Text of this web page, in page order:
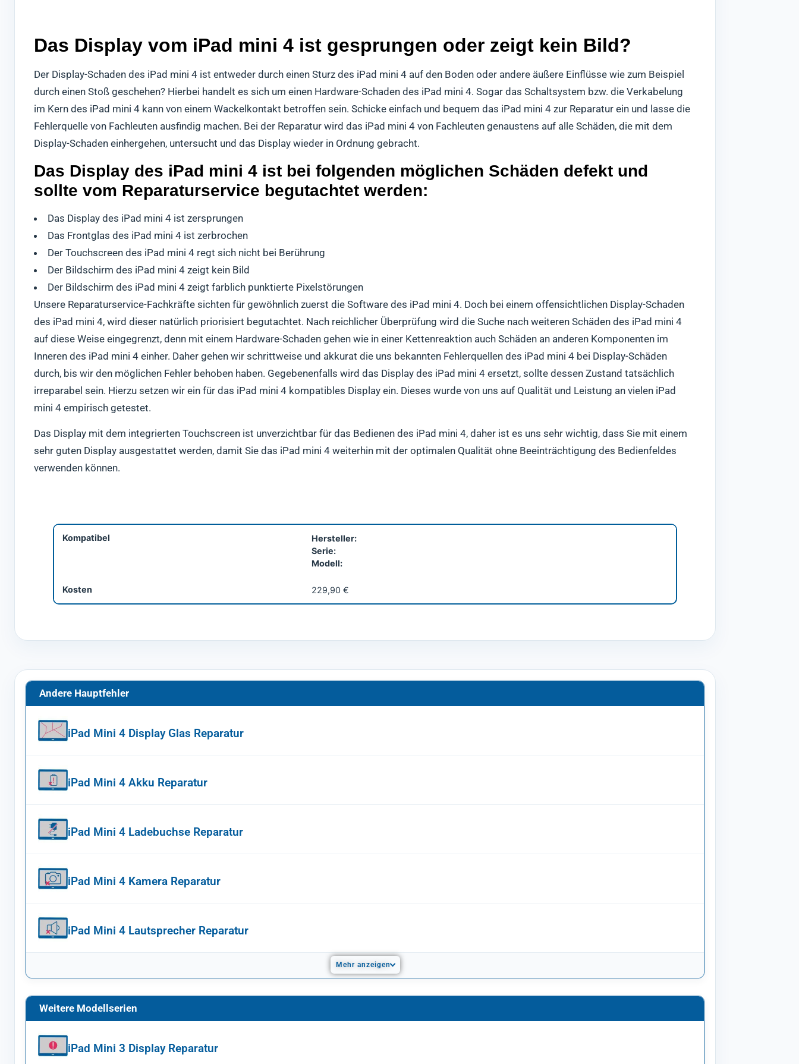
Das Display vom iPad mini 4 ist gesprungen oder zeigt kein Bild?
Der Display-Schaden des iPad mini 4 ist entweder durch einen Sturz des iPad mini 4 auf den Boden oder andere äußere Einflüsse wie zum Beispiel
durch einen Stoß geschehen? Hierbei handelt es sich um einen Hardware-Schaden des iPad mini 4. Sogar das Schaltsystem bzw. die Verkabelung
im Kern des iPad mini 4 kann von einem Wackelkontakt betroffen sein. Schicke einfach und bequem das iPad mini 4 zur Reparatur ein und lasse die
Fehlerquelle von Fachleuten ausfindig machen. Bei der Reparatur wird das iPad mini 4 von Fachleuten genaustens auf alle Schäden, die mit dem
Display-Schaden einhergehen, untersucht und das Display wieder in Ordnung gebracht.
Das Display des iPad mini 4 ist bei folgenden möglichen Schäden defekt und
sollte vom Reparaturservice begutachtet werden:
Das Display des iPad mini 4 ist zersprungen
Das Frontglas des iPad mini 4 ist zerbrochen
Der Touchscreen des iPad mini 4 regt sich nicht bei Berührung
Der Bildschirm des iPad mini 4 zeigt kein Bild
Der Bildschirm des iPad mini 4 zeigt farblich punktierte Pixelstörungen
Unsere Reparaturservice-Fachkräfte sichten für gewöhnlich zuerst die Software des iPad mini 4. Doch bei einem offensichtlichen Display-Schaden
des iPad mini 4, wird dieser natürlich priorisiert begutachtet. Nach reichlicher Überprüfung wird die Suche nach weiteren Schäden des iPad mini 4
auf diese Weise eingegrenzt, denn mit einem Hardware-Schaden gehen wie in einer Kettenreaktion auch Schäden an anderen Komponenten im
Inneren des iPad mini 4 einher. Daher gehen wir schrittweise und akkurat die uns bekannten Fehlerquellen des iPad mini 4 bei Display-Schäden
durch, bis wir den möglichen Fehler behoben haben. Gegebenenfalls wird das Display des iPad mini 4 ersetzt, sollte dessen Zustand tatsächlich
irreparabel sein. Hierzu setzen wir ein für das iPad mini 4 kompatibles Display ein. Dieses wurde von uns auf Qualität und Leistung an vielen iPad
mini 4 empirisch getestet.
Das Display mit dem integrierten Touchscreen ist unverzichtbar für das Bedienen des iPad mini 4, daher ist es uns sehr wichtig, dass Sie mit einem
sehr guten Display ausgestattet werden, damit Sie das iPad mini 4 weiterhin mit der optimalen Qualität ohne Beeinträchtigung des Bedienfeldes
verwenden können.
Kompatibel
Hersteller:
Serie:
Modell:
Kosten 229,90 €
Andere Hauptfehler
iPad Mini 4 Display Glas Reparatur
iPad Mini 4 Akku Reparatur
iPad Mini 4 Ladebuchse Reparatur
iPad Mini 4 Kamera Reparatur
iPad Mini 4 Lautsprecher Reparatur
Mehr anzeigen
Weitere Modellserien
iPad Mini 3 Display Reparatur